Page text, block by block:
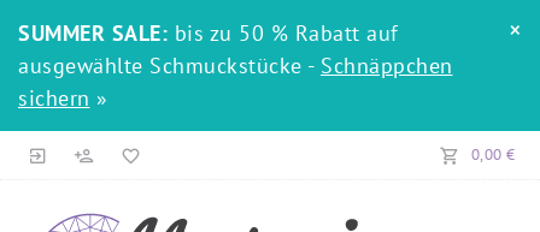
SUMMER SALE: bis zu 50 % Rabatt auf
ausgewählte Schmuckstücke - Schnäppchen
sichern »
×
0,00 €